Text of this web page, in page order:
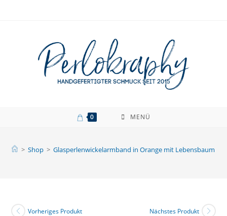
0 MENÜ
> Shop > Glasperlenwickelarmband in Orange mit Lebensbaum
Vorheriges Produkt Nächstes Produkt